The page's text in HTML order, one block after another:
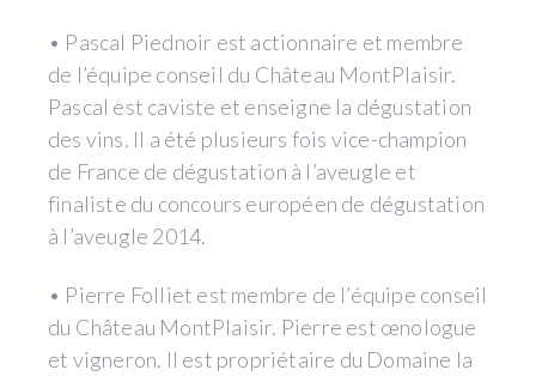
• Pascal Piednoir est actionnaire et membre
de l’équipe conseil du Château MontPlaisir.
Pascal est caviste et enseigne la dégustation
des vins. Il a été plusieurs fois vice-champion
de France de dégustation à l’aveugle et
finaliste du concours européen de dégustation
à l’aveugle 2014.
• Pierre Folliet est membre de l’équipe conseil
du Château MontPlaisir. Pierre est œnologue
et vigneron. Il est propriétaire du Domaine la